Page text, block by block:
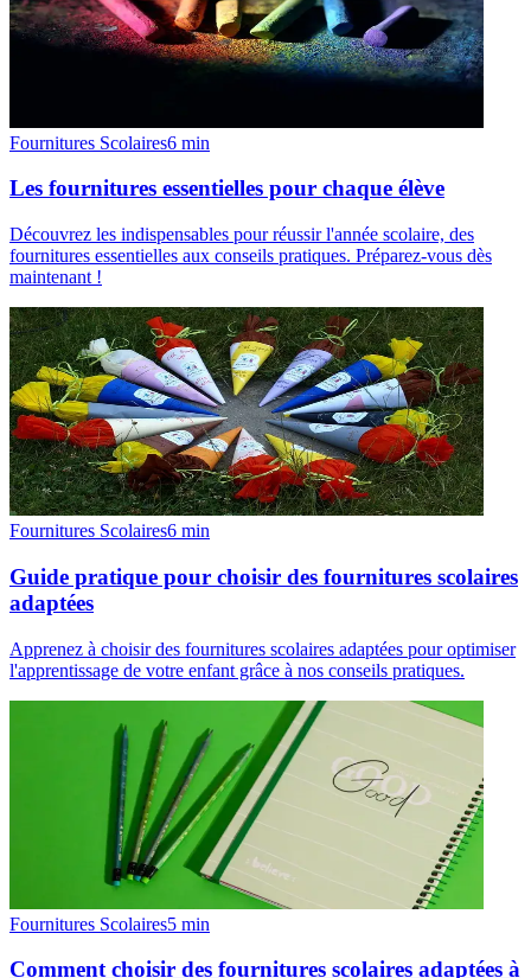
Fournitures Scolaires6 min
Les fournitures essentielles pour chaque élève
Découvrez les indispensables pour réussir l'année scolaire, des
fournitures essentielles aux conseils pratiques. Préparez-vous dès
maintenant !
Fournitures Scolaires6 min
Guide pratique pour choisir des fournitures scolaires
adaptées
Apprenez à choisir des fournitures scolaires adaptées pour optimiser
l'apprentissage de votre enfant grâce à nos conseils pratiques.
Fournitures Scolaires5 min
Comment choisir des fournitures scolaires adaptées à